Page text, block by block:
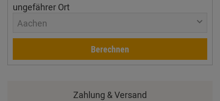
ungefährer Ort
Aachen
Berechnen
Zahlung & Versand